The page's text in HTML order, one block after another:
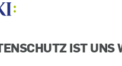
IST UNS
Lebensmittel-Check